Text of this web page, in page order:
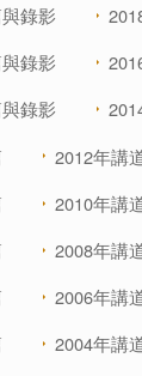
錄影
錄影
錄影
2012年講
2010年講
2008年講
2006年講
2004年講